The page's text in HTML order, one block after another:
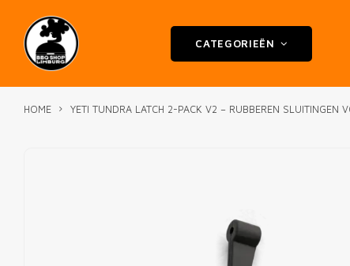
CATEGORIEËN
HOME YETI TUNDRA LATCH 2-PACK V2 – RUBBEREN SLUITINGEN